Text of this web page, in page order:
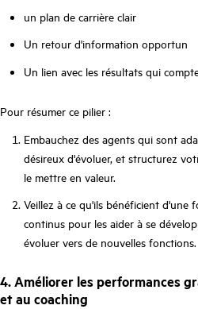
un plan de carrière clair
Un retour d'information opportun
Un lien avec les résultats qui
Pour résumer ce pilier :
Embauchez des agents qui sont
désireux d'évoluer, et structurez
le mettre en valeur.
Veillez à ce qu'ils bénéficient d'une
continus pour les aider à se
évoluer vers de nouvelles fonctions.
4. Améliorer les performances
et au coaching